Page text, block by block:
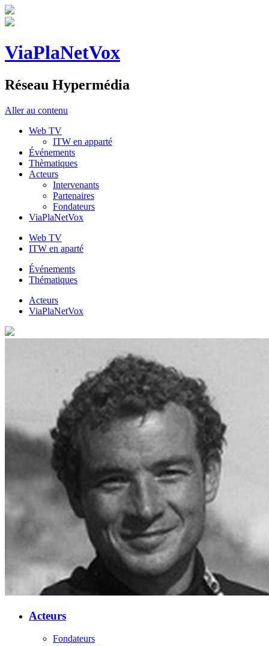
ViaPlaNetVox
Réseau Hypermédia
Aller au contenu
Web TV
ITW en apparté
Événements
Thèmatiques
Acteurs
Intervenants
Partenaires
Fondateurs
ViaPlaNetVox
Web TV
ITW en aparté
Événements
Thématiques
Acteurs
ViaPlaNetVox
Acteurs
Fondateurs